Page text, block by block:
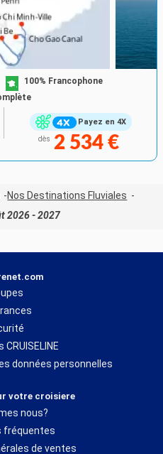
Payez en 4X
100% Francophone
dès 2 534 €
Nos Destinations Fluviales
2026 - 2027
CRUISELINE
données personnelles
votre croisiere
nous?
fréquentes
de ventes